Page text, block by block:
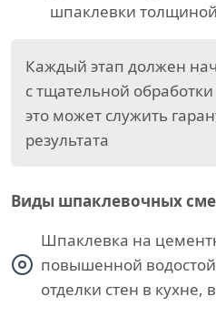
шпаклевки
Каждый этап должен
с тщательной
это может служить
результата
Виды шпаклевочных
Шпаклевка на
повышенной
отделки стен в кухне,